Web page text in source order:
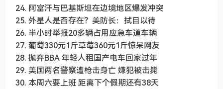
24. 阿富汗与巴基斯坦在边境地区爆发冲突
25. 外星人是否存在？美防长：拭目以待
26. 半小时举报20多辆占用应急车道车辆
27. 葡萄330元1斤草莓360元1斤惊呆网友
28. 抛弃BBA 年轻人租国产电车回家过年
29. 美国两名警察遭枪击身亡 嫌犯被击毙
30. 本周六要上班 距离下个假期还有38天